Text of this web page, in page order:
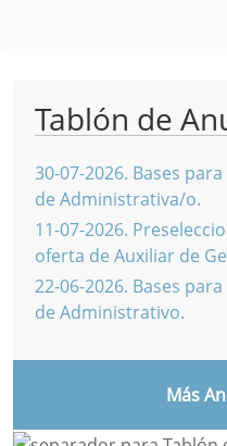
Tablón de
30-07-2026. Bases
de Administrativa/o.
11-07-2026.
oferta de Auxiliar de
22-06-2026. Bases
de Administrativo.
Más